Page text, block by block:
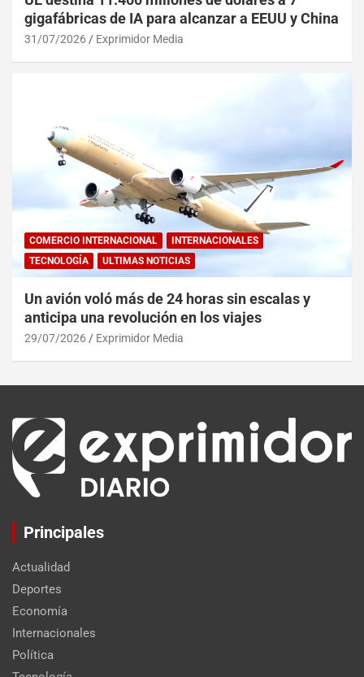
gigafábricas de IA para alcanzar a EEUU y China
31/07/2026 Exprimidor Media
COMERCIO INTERNACIONAL
INTERNACIONALES
TECNOLOGÍA
ULTIMAS NOTICIAS
Un avión voló más de 24 horas sin escalas y
anticipa una revolución en los viajes
29/07/2026 Exprimidor Media
Principales
Actualidad
Deportes
Economía
Internacionales
Política